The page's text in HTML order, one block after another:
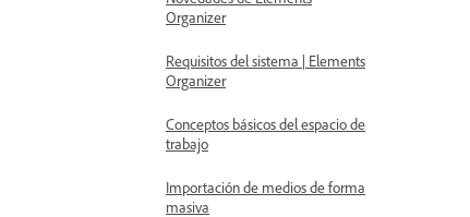
Organizer
Requisitos del sistema | Elements
Organizer
Conceptos básicos del espacio de
trabajo
Importación de medios de forma
masiva